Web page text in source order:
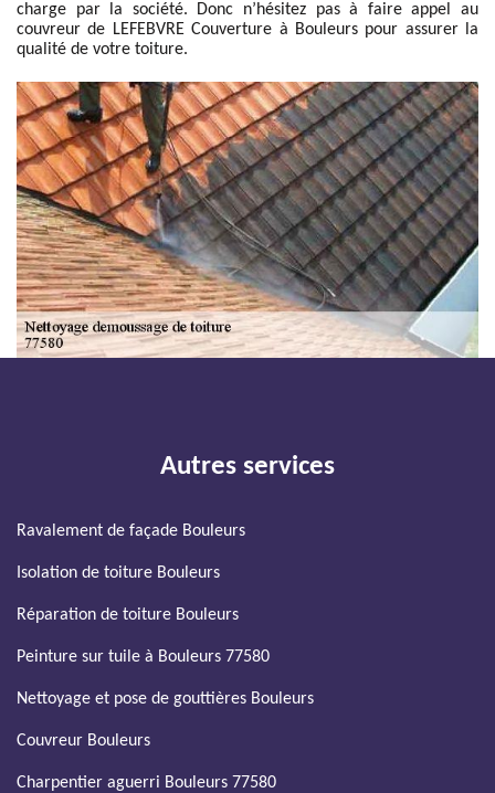
charge par la société. Donc n’hésitez pas à faire appel au
couvreur de LEFEBVRE Couverture à Bouleurs pour assurer la
qualité de votre toiture.
Autres services
Ravalement de façade Bouleurs
Isolation de toiture Bouleurs
Réparation de toiture Bouleurs
Peinture sur tuile à Bouleurs 77580
Nettoyage et pose de gouttières Bouleurs
Couvreur Bouleurs
Charpentier aguerri Bouleurs 77580